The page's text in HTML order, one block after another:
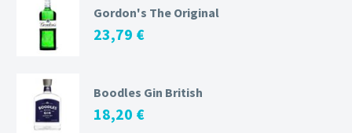
Gordon's The Original
23,79 €
Boodles Gin British
18,20 €